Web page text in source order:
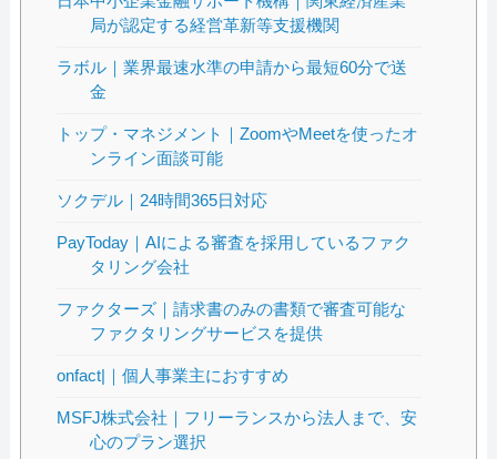
局が認定する経営革新等支援機関
ラボル｜業界最速水準の申請から最短60分で送
金
トップ・マネジメント｜ZoomやMeetを使ったオ
ンライン面談可能
ソクデル｜24時間365日対応
PayToday｜AIによる審査を採用しているファク
タリング会社
ファクターズ｜請求書のみの書類で審査可能な
ファクタリングサービスを提供
onfact|｜個人事業主におすすめ
MSFJ株式会社｜フリーランスから法人まで、安
心のプラン選択